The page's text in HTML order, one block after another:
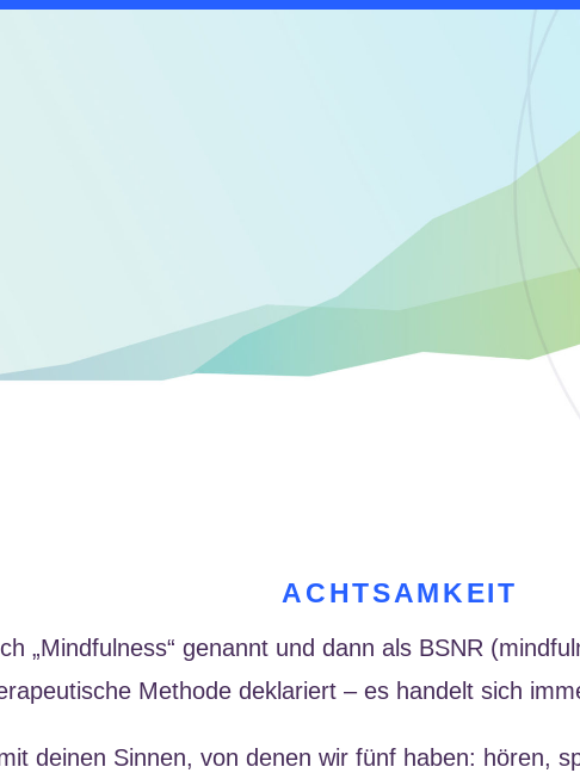
ACHTSAMKEIT
„Mindfulness“ genannt und dann als BSNR
Methode deklariert – es handelt sich
deinen Sinnen, von denen wir fünf haben: hören,